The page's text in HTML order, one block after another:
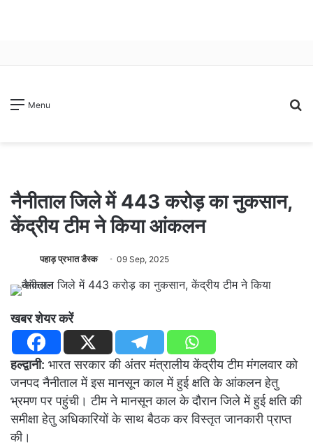
Menu
नैनीताल जिले में 443 करोड़ का नुकसान,
केंद्रीय टीम ने किया आंकलन
पहाड़ प्रभात डैस्क 09 Sep, 2025
खबर शेयर करें
हल्द्वानी: भारत सरकार की अंतर मंत्रालीय केंद्रीय टीम मंगलवार को
जनपद नैनीताल में इस मानसून काल में हुई क्षति के आंकलन हेतु
भ्रमण पर पहुंची। टीम ने मानसून काल के दौरान जिले में हुई क्षति की
समीक्षा हेतु अधिकारियों के साथ बैठक कर विस्तृत जानकारी प्राप्त
की।